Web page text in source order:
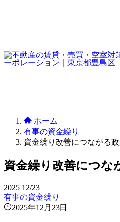
ホーム
有事の資金繰り
資金繰り改善につながる
資金繰り改善につな
2025 12/23
有事の資金繰り
2025年12月23日